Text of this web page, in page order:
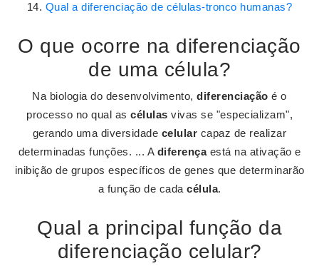
Qual a diferenciação de células-tronco humanas?
O que ocorre na diferenciação
de uma célula?
Na biologia do desenvolvimento,diferenciação é o
processo no qual as células vivas se "especializam",
gerando uma diversidade celular capaz de realizar
determinadas funções. ... A diferençaestá na ativação e
inibição de grupos específicos de genes que determinarão
a função de cada célula.
Qual a principal função da
diferenciação celular?